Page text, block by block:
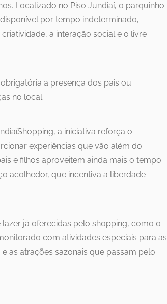
Localizado no Piso Jundiaí, o parquinho
por tempo indeterminado,
a interação social e o livre
a presença dos pais ou
no local.
a iniciativa reforça o
experiências que vão além do
e filhos aproveitem ainda mais o tempo
acolhedor, que incentiva a liberdade
já oferecidas pelo shopping, como o
com atividades especiais para as
as atrações sazonais que passam pelo